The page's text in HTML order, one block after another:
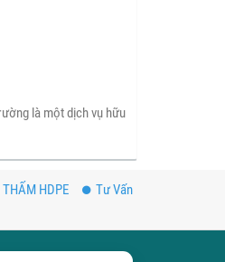
là một dịch vụ hữu
HDPE
Tư Vấn